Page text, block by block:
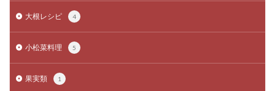
大根レシピ 4
小松菜料理 5
果実類 1